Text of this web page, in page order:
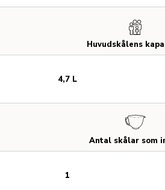
Huvudskålens
Antal skålar som
4,7 L
1